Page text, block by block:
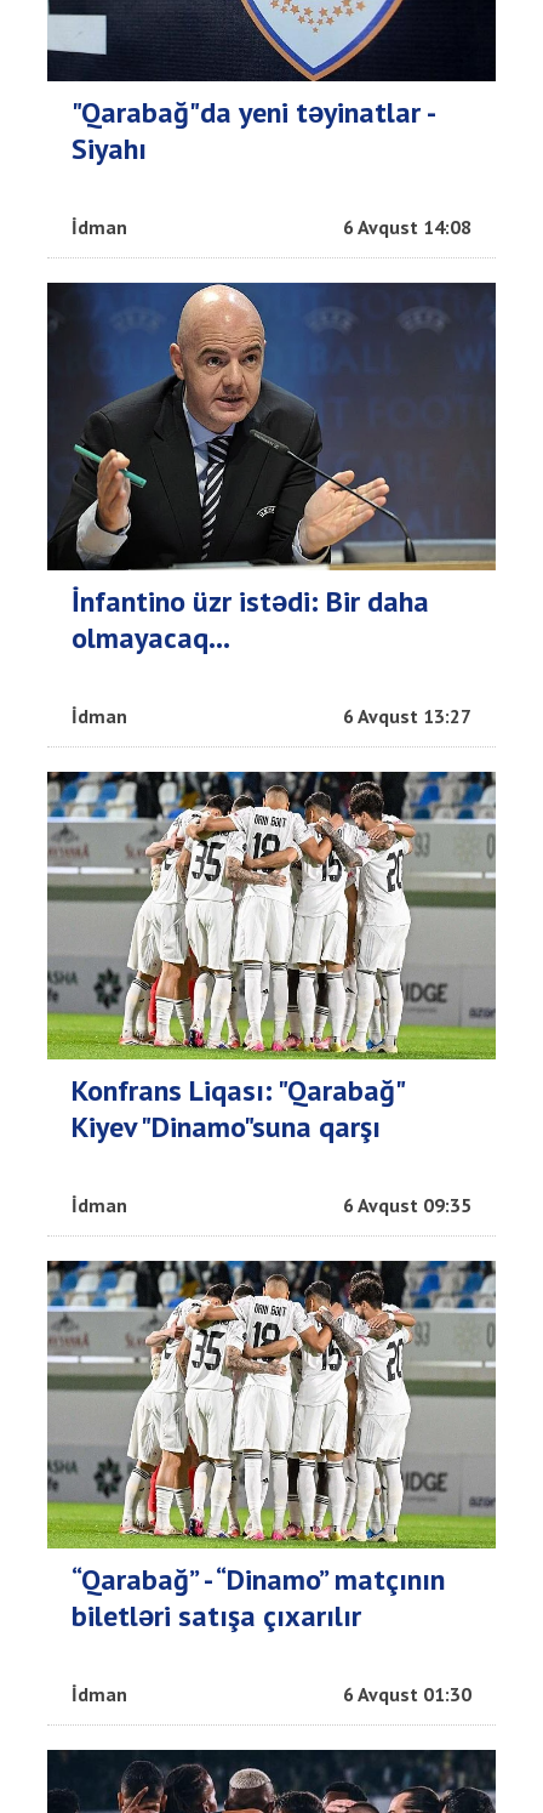
"Qarabağ"da yeni təyinatlar -
Siyahı
İdman 6 Avqust 14:08
İnfantino üzr istədi: Bir daha
olmayacaq…
İdman 6 Avqust 13:27
Konfrans Liqası: "Qarabağ"
Kiyev "Dinamo"suna qarşı
İdman 6 Avqust 09:35
“Qarabağ” - “Dinamo” matçının
biletləri satışa çıxarılır
İdman 6 Avqust 01:30